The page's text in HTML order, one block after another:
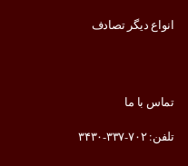
انواع دیگر تصادف
تماس با ما
تلفن: ۷۰۲-۳۳۷-۳۴۳۰